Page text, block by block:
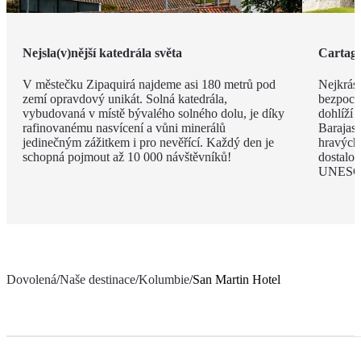
Nejsla(v)nější katedrála světa
V městečku Zipaquirá najdeme asi 180 metrů pod
zemí opravdový unikát. Solná katedrála,
vybudovaná v místě bývalého solného dolu, je díky
rafinovanému nasvícení a vůni minerálů
jedinečným zážitkem i pro nevěřící. Každý den je
schopná pojmout až 10 000 návštěvníků!
dohlíží
dostalo
Dovolená/Naše destinace/Kolumbie/San Martin Hotel